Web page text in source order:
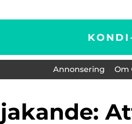
Annonsering Om